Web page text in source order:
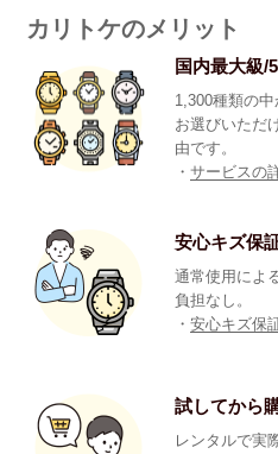
カリトケのメリット
国内最大級/
1,300種類の
お選びいただ
由です。
・サービスの
安心キズ保
通常使用によ
負担なし。
・安心キズ保
試してから
レンタルで実